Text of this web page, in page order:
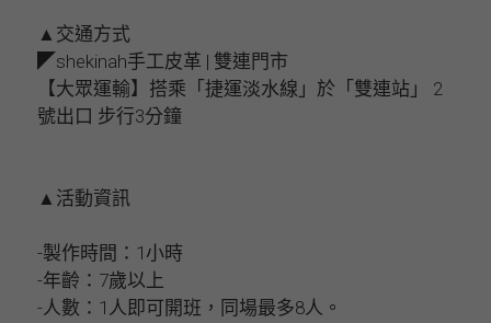
▲交通方式
◤shekinah手工皮革 | 雙連門市
【大眾運輸】搭乘「捷運淡水線」於「雙連站」 2
號出口 步行3分鐘
▲活動資訊
-製作時間：1小時
-年齡：7歲以上
-人數：1人即可開班，同場最多8人。